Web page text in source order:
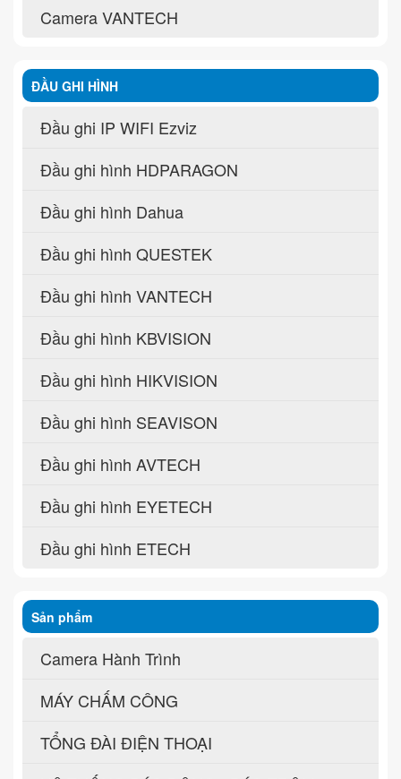
Camera VANTECH
ĐẦU GHI HÌNH
Đầu ghi IP WIFI Ezviz
Đầu ghi hình HDPARAGON
Đầu ghi hình Dahua
Đầu ghi hình QUESTEK
Đầu ghi hình VANTECH
Đầu ghi hình KBVISION
Đầu ghi hình HIKVISION
Đầu ghi hình SEAVISON
Đầu ghi hình AVTECH
Đầu ghi hình EYETECH
Đầu ghi hình ETECH
Sản phẩm
Camera Hành Trình
MÁY CHẤM CÔNG
TỔNG ĐÀI ĐIỆN THOẠI